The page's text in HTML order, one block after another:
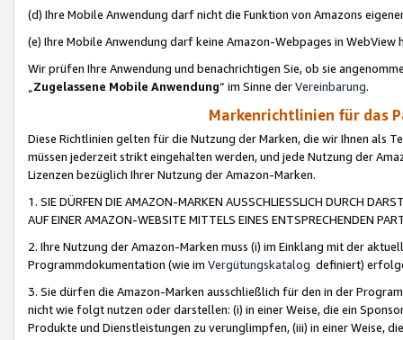
(d) Ihre Mobile Anwendung darf nicht die Funktion von Amazons
(e) Ihre Mobile Anwendung darf keine Amazon-Webpages in WebView
Wir prüfen Ihre Anwendung und benachrichtigen Sie, ob sie
„Zugelassene Mobile Anwendung“ im Sinne derVereinbarung.
Markenrichtlinien für das
Diese Richtlinien gelten für die Nutzung der Marken, die wir Ihnen als
müssen jederzeit strikt eingehalten werden, und jede Nutzung der
Lizenzen bezüglich Ihrer Nutzung der Amazon-Marken.
1. SIE DÜRFEN DIE AMAZON-MARKEN AUSSCHLIESSLICH DURCH
AUF EINER AMAZON-WEBSITE MITTELS EINES ENTSPRECHENDEN
2. Ihre Nutzung der Amazon-Marken muss (i) im Einklang mit der
Programmdokumentation (wie im Vergütungskatalog definiert)
3. Sie dürfen die Amazon-Marken ausschließlich für den in der
nicht wie folgt nutzen oder darstellen: (i) in einer Weise, die ein
Produkte und Dienstleistungen zu verunglimpfen, (iii) in einer Weise,